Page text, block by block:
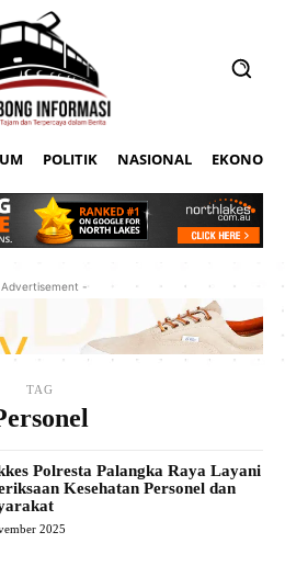
POLITIK NASIONAL EKONOMI
-
TAG
Polresta Palangka Raya Layani
Kesehatan Personel dan
2025